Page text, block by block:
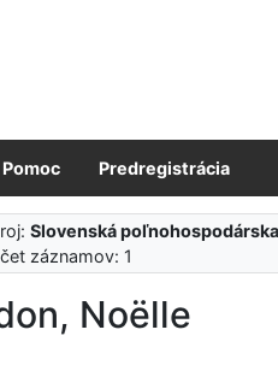
Pomoc Predregistrácia
Slovenská
záznamov: 1
Noëlle